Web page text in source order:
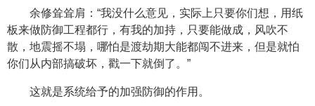
余修耸耸肩：“我没什么意见，实际上只要你们想，用纸
板来做防御工程都行，有我的加持，只要能做成，风吹不
散，地震摇不塌，哪怕是渡劫期大能都闯不进来，但是就怕
你们从内部搞破坏，戳一下就倒了。”
这就是系统给予的加强防御的作用。